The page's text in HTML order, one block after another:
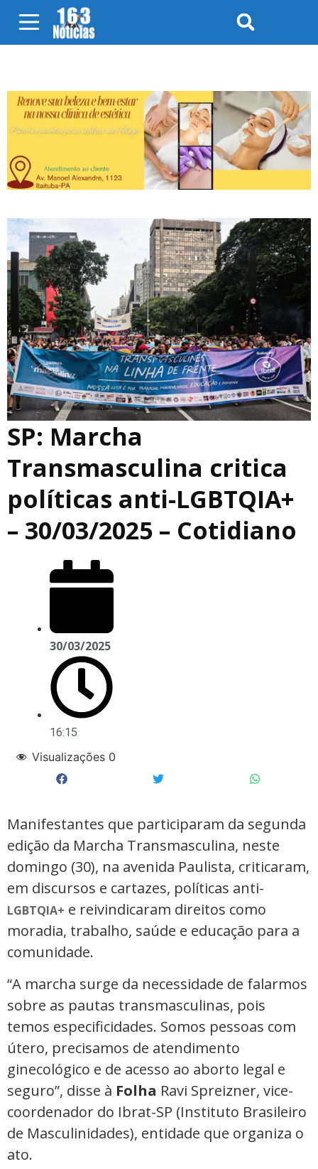
SP: Marcha
Transmasculina critica
políticas anti-LGBTQIA+
– 30/03/2025 – Cotidiano
30/03/2025
16:15
Visualizações 0
Manifestantes que participaram da segunda
edição da Marcha Transmasculina, neste
domingo (30), na avenida Paulista, criticaram,
em discursos e cartazes, políticas anti-
LGBTQIA+ e reivindicaram direitos como
moradia, trabalho, saúde e educação para a
comunidade.
“A marcha surge da necessidade de falarmos
sobre as pautas transmasculinas, pois
temos especificidades. Somos pessoas com
útero, precisamos de atendimento
ginecológico e de acesso ao aborto legal e
seguro”, disse à Folha Ravi Spreizner, vice-
coordenador do Ibrat-SP (Instituto Brasileiro
de Masculinidades), entidade que organiza o
ato.